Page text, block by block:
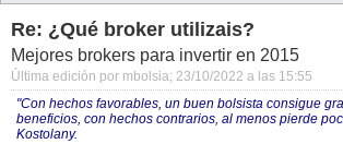
Re: ¿Qué broker utilizais?
Mejores brokers para invertir en 2015
Última edición por mbolsia; 23/10/2022 a las 15:55
"Con hechos favorables, un buen bolsista consigue
beneficios, con hechos contrarios, al menos pierde
Kostolany.